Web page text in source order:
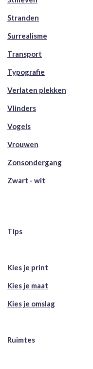
Stranden
Surrealisme
Transport
Typografie
Verlaten plekken
Vlinders
Vogels
Vrouwen
Zonsondergang
Zwart - wit
Tips
Kies je print
Kies je maat
Kies je omslag
Ruimtes